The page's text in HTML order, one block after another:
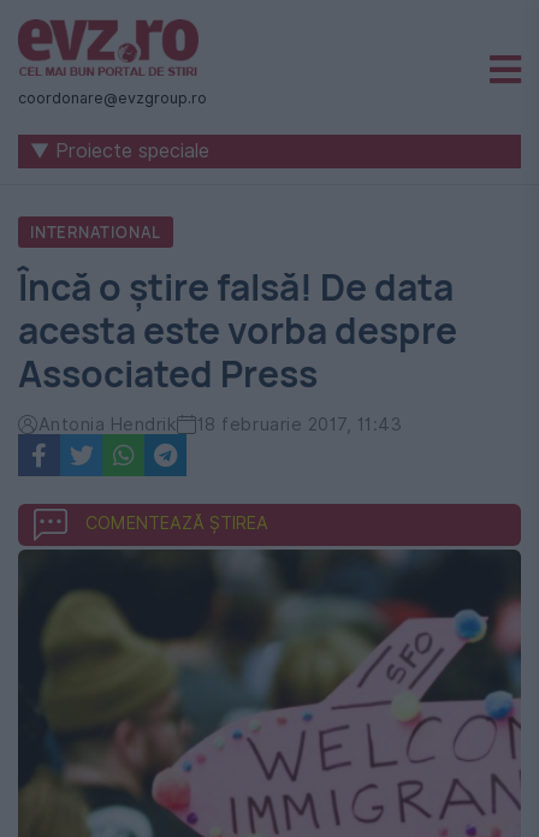
Știri
naționale
internaționale
România
Evenimentul
Zilei
coordonare@evzgroup.ro
▼ Proiecte speciale
INTERNATIONAL
Încă o ştire falsă! De data
acesta este vorba despre
Associated Press
Antonia Hendrik 18 februarie 2017, 11:43
COMENTEAZĂ ȘTIREA